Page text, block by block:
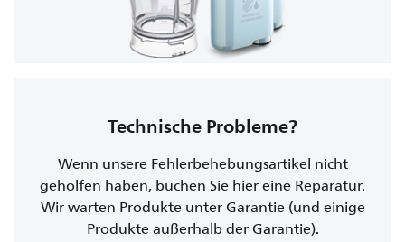
Technische Probleme?
Wenn unsere Fehlerbehebungsartikel nicht
geholfen haben, buchen Sie hier eine Reparatur.
Wir warten Produkte unter Garantie (und einige
Produkte außerhalb der Garantie).